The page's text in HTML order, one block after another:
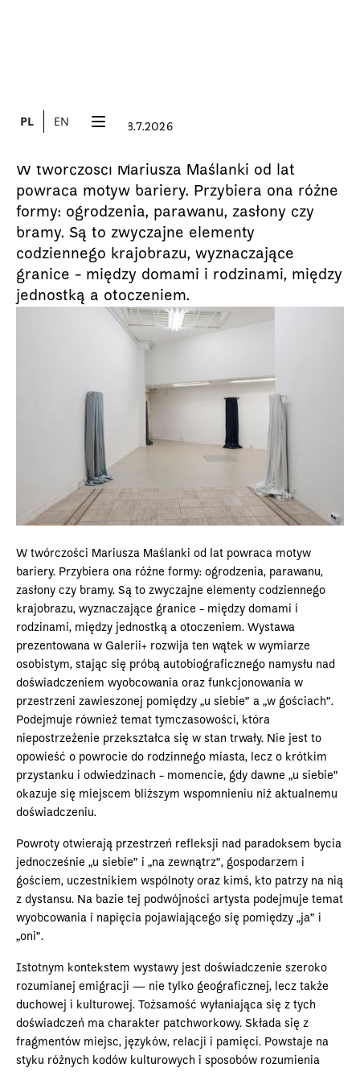
PL EN
WYSTAWA3.7.2026 28.7.2026
W twórczości Mariusza Maślanki od lat
powraca motyw bariery. Przybiera ona różne
formy: ogrodzenia, parawanu, zasłony czy
bramy. Są to zwyczajne elementy
codziennego krajobrazu, wyznaczające
granice - między domami i rodzinami, między
jednostką a otoczeniem.
W twórczości Mariusza Maślanki od lat powraca motyw
bariery. Przybiera ona różne formy: ogrodzenia, parawanu,
zasłony czy bramy. Są to zwyczajne elementy codziennego
krajobrazu, wyznaczające granice - między domami i
rodzinami, między jednostką a otoczeniem. Wystawa
prezentowana w Galerii+ rozwija ten wątek w wymiarze
osobistym, stając się próbą autobiograficznego namysłu nad
doświadczeniem wyobcowania oraz funkcjonowania w
przestrzeni zawieszonej pomiędzy „u siebie” a „w gościach”.
Podejmuje również temat tymczasowości, która
niepostrzeżenie przekształca się w stan trwały. Nie jest to
opowieść o powrocie do rodzinnego miasta, lecz o krótkim
przystanku i odwiedzinach - momencie, gdy dawne „u siebie”
okazuje się miejscem bliższym wspomnieniu niż aktualnemu
doświadczeniu.
Powroty otwierają przestrzeń refleksji nad paradoksem bycia
jednocześnie „u siebie” i „na zewnątrz”, gospodarzem i
gościem, uczestnikiem wspólnoty oraz kimś, kto patrzy na nią
z dystansu. Na bazie tej podwójności artysta podejmuje temat
wyobcowania i napięcia pojawiającego się pomiędzy „ja” i
„oni”.
Istotnym kontekstem wystawy jest doświadczenie szeroko
rozumianej emigracji — nie tylko geograficznej, lecz także
duchowej i kulturowej. Tożsamość wyłaniająca się z tych
doświadczeń ma charakter patchworkowy. Składa się z
fragmentów miejsc, języków, relacji i pamięci. Powstaje na
styku różnych kodów kulturowych i sposobów rozumienia